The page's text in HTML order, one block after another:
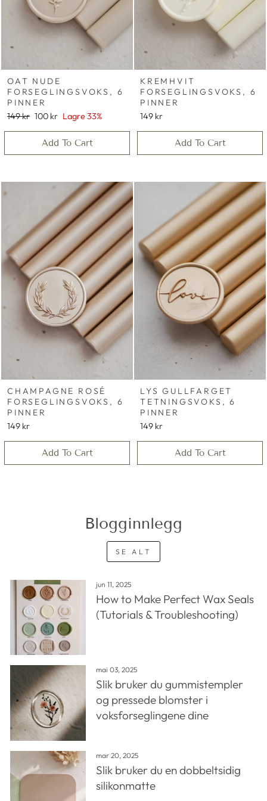
OAT NUDE
FORSEGLINGSVOKS, 6
PINNER
Vanlig
149 kr Salgs
100 kr Lagre 33%
Add To Cart
KREMHVIT
FORSEGLINGSVOKS, 6
PINNER
149 kr
Add To Cart
CHAMPAGNE ROSÉ
FORSEGLINGSVOKS, 6
PINNER
149 kr
Add To Cart
LYS GULLFARGET
TETNINGSVOKS, 6
PINNER
149 kr
Add To Cart
Blogginnlegg
SE ALT
jun 11, 2025
How to Make Perfect Wax Seals
(Tutorials & Troubleshooting)
mai 03, 2025
Slik bruker du gummistempler
og pressede blomster i
voksforseglingene dine
mar 20, 2025
Slik bruker du en dobbeltsidig
silikonmatte